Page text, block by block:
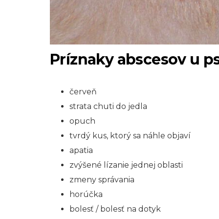
Príznaky abscesov u
červeň
strata chuti do jedla
opuch
tvrdý kus, ktorý sa náhle objaví
apatia
zvýšené lízanie jednej oblasti
zmeny správania
horúčka
bolesť / bolesť na dotyk